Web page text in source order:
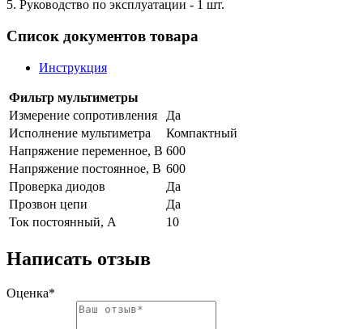
5. Руководство по эксплуатации - 1 шт.
Список документов товара
Инструкция
Фильтр мультиметры
Измерение сопротивления
Да
Исполнение мультиметра
Компактный
Напряжение переменное, В 600
Напряжение постоянное, В 600
Проверка диодов
Да
Прозвон цепи
Да
Ток постоянный, А
10
Написать отзыв
Оценка*